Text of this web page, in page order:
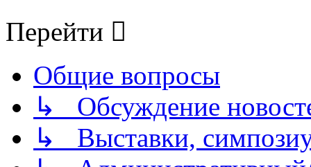
Перейти
Общие вопросы
↳ Обсуждение
↳ Выставки,